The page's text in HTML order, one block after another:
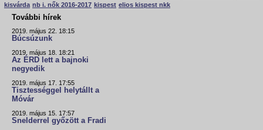
kisvárda nb i. nők 2016-2017 kispest elios kispest nkk
További hírek
2019. május 22. 18:15
Búcsúzunk
2019. május 18. 18:21
Az ÉRD lett a bajnoki
negyedik
2019. május 17. 17:55
Tisztességgel helytállt a
Móvár
2019. május 15. 17:57
Snelderrel győzött a Fradi